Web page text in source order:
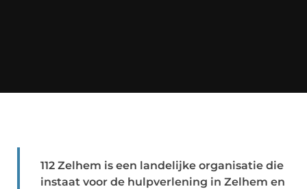
112 Zelhem is een landelijke organisatie die
instaat voor de hulpverlening in Zelhem en